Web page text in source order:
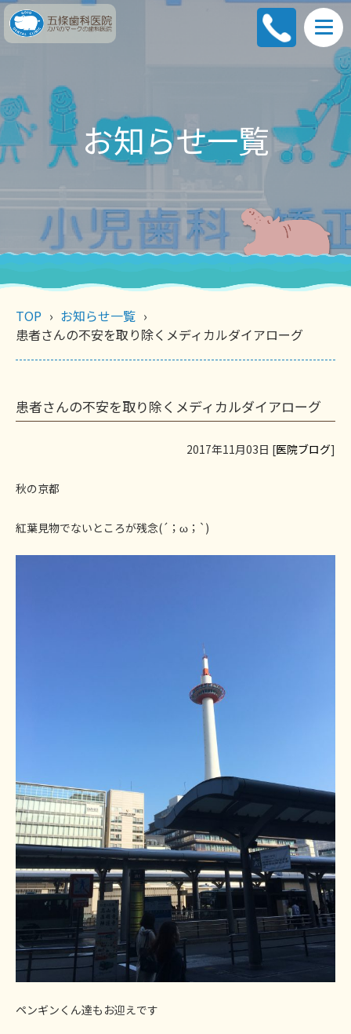
お知らせ一覧
TOP
お知らせ一覧
患者さんの不安を取り除くメディカルダイアローグ
患者さんの不安を取り除くメディカルダイアローグ
2017年11月03日 [医院ブログ]
秋の京都
紅葉見物でないところが残念(´；ω；`)
ペンギンくん達もお迎えです